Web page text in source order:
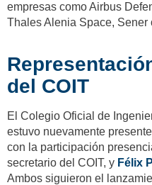
empresas como Airbus
Thales Alenia Space, Sener
del COIT
El Colegio Oficial de
estuvo nuevamente
con la participación
secretario del COIT, y Félix
Ambos siguieron el